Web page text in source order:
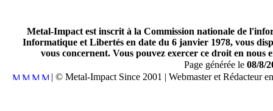
Metal-Impact est inscrit à la Commission nationale de
Informatique et Libertés en date du 6 janvier 1978, vous
vous concernent. Vous pouvez exercer ce droit en
Page générée le 08/8/
| © Metal-Impact Since 2001 | Webmaster et Rédacteur